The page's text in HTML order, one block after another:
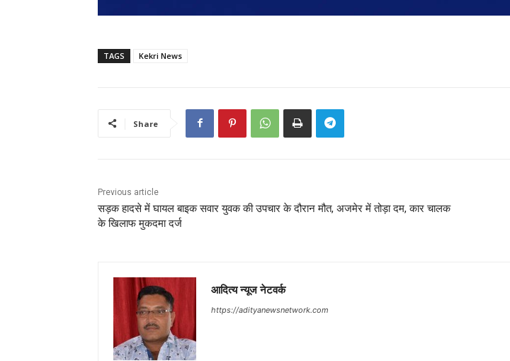
TAGS Kekri News
Share
Previous article
सड़क हादसे में घायल बाइक सवार युवक की उपचार के दौरान मौत, अजमेर में तोड़ा दम, कार चालक
के खिलाफ मुकदमा दर्ज
आदित्य न्यूज नेटवर्क
https://adityanewsnetwork.com